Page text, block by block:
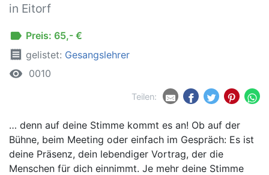
in Eitorf
label Preis: 65,- €
receipt gelistet: Gesangslehrer
remove_red_eye 0010
Teilen:
… denn auf deine Stimme kommt es an! Ob auf der
Bühne, beim Meeting oder einfach im Gespräch: Es ist
deine Präsenz, dein lebendiger Vortrag, der die
Menschen für dich einnimmt. Je mehr deine Stimme